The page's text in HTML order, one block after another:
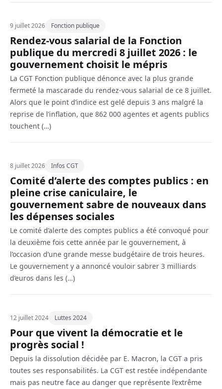
9 juillet 2026 Fonction publique
Rendez-vous salarial de la Fonction
publique du mercredi 8 juillet 2026 : le
gouvernement choisit le mépris
La CGT Fonction publique dénonce avec la plus grande
fermeté la mascarade du rendez-vous salarial de ce 8 juillet.
Alors que le point d’indice est gelé depuis 3 ans malgré la
reprise de l’inflation, que 862 000 agentes et agents publics
touchent (…)
8 juillet 2026 Infos CGT
Comité d’alerte des comptes publics : en
pleine crise caniculaire, le
gouvernement sabre de nouveaux dans
les dépenses sociales
Le comité d’alerte des comptes publics a été convoqué pour
la deuxième fois cette année par le gouvernement, à
l’occasion d’une grande messe budgétaire de trois heures.
Le gouvernement y a annoncé vouloir sabrer 3 milliards
d’euros dans les (…)
12 juillet 2024 Luttes 2024
Pour que vivent la démocratie et le
progrès social !
Depuis la dissolution décidée par E. Macron, la CGT a pris
toutes ses responsabilités. La CGT est restée indépendante
mais pas neutre face au danger que représente l’extrême